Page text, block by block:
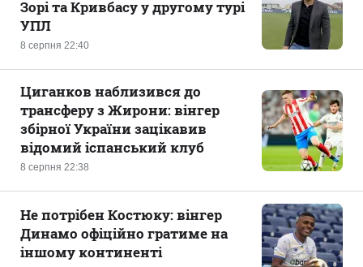
8 серпня 22:40
Зорі та Кривбасу у другому турі
УПЛ
8 серпня 22:38
Циганков наблизився до
трансферу з Жирони: вінгер
збірної України зацікавив
відомий іспанський клуб
Не потрібен Костюку: вінгер
Динамо офіційно гратиме на
іншому континенті